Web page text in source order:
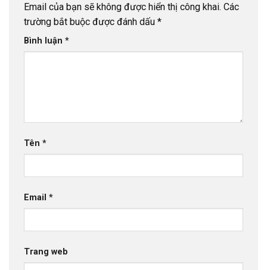
Email của bạn sẽ không được hiển thị công khai. Các
trường bắt buộc được đánh dấu *
Bình luận *
Tên *
Email *
Trang web